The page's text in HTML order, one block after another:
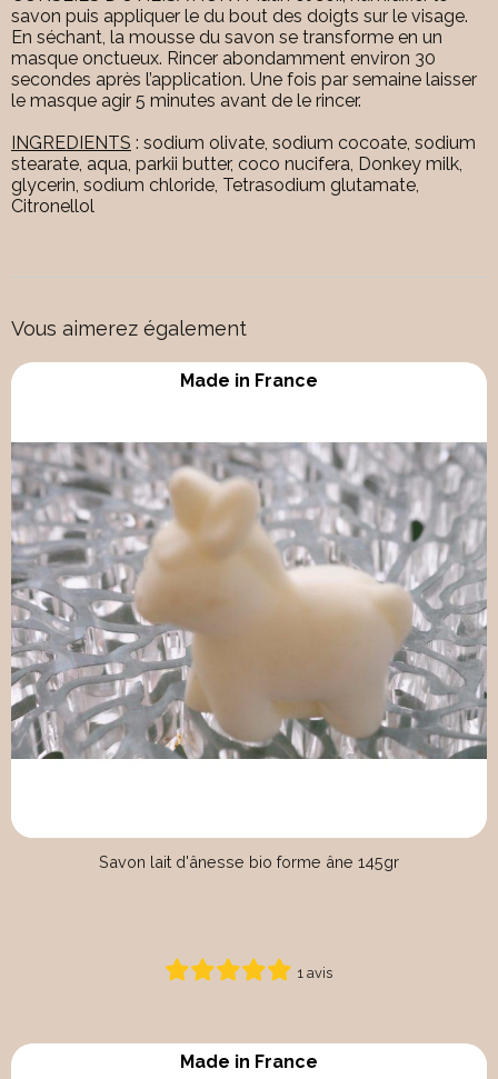
savon puis appliquer le du bout des doigts sur le visage.
En séchant, la mousse du savon se transforme en un
masque onctueux. Rincer abondamment environ 30
secondes après l’application. Une fois par semaine laisser
le masque agir 5 minutes avant de le rincer.
INGREDIENTS : sodium olivate, sodium cocoate, sodium
stearate, aqua, parkii butter, coco nucifera, Donkey milk,
glycerin, sodium chloride, Tetrasodium glutamate,
Citronellol
Vous aimerez également
Savon lait d'ânesse bio forme âne 145gr
1 avis
Made in France
Made in France